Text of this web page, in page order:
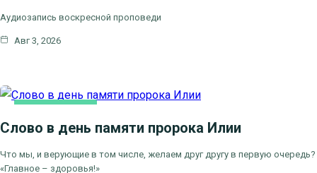
Аудиозапись воскресной проповеди
Авг 3, 2026
ЦЕРКОВНЫЕ ПРАЗДНИКИ
Слово в день памяти пророка Илии
Что мы, и верующие в том числе, желаем друг другу в первую очередь?
«Главное – здоровья!»